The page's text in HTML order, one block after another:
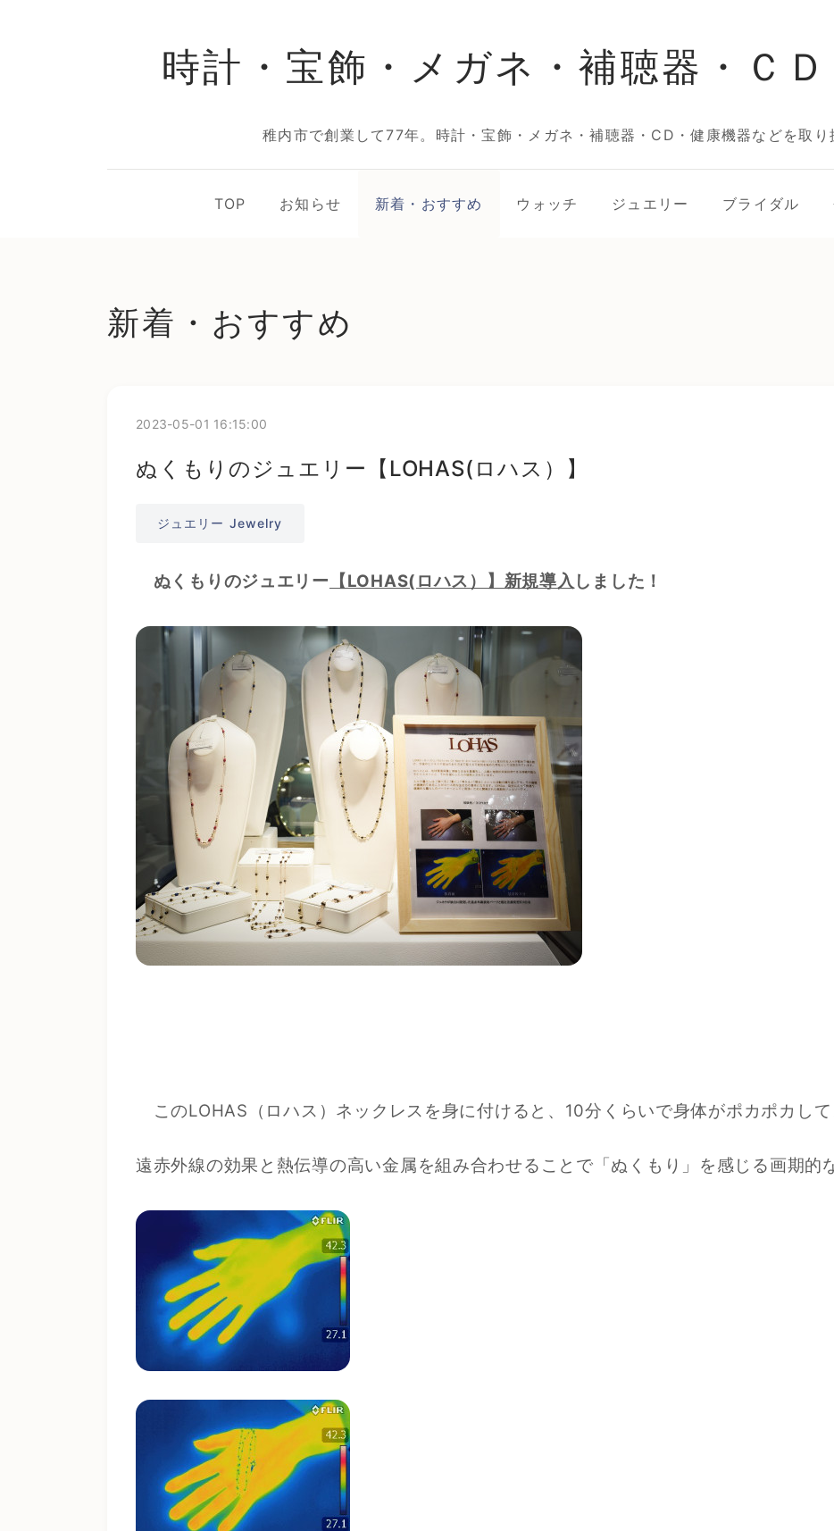
時計・宝飾・メガネ・補聴器・Ｃ
稚内市で創業して77年。時計・宝飾・メガネ・補聴器・CD・健康機器などを取り
TOP お知らせ 新着・おすすめ ウォッチ ジュエリー ブライダル
新着・おすすめ
2023-05-01 16:15:00
ぬくもりのジュエリー【LOHAS(ロハス）】
ジュエリー Jewelry
ぬくもりのジュエリー 【LOHAS(ロハス）】新規導入 しました！
このLOHAS（ロハス）ネックレスを身に付けると、10分くらいで身体がポカポカして
遠赤外線の効果と熱伝導の高い金属を組み合わせることで「ぬくもり」を感じる画期的